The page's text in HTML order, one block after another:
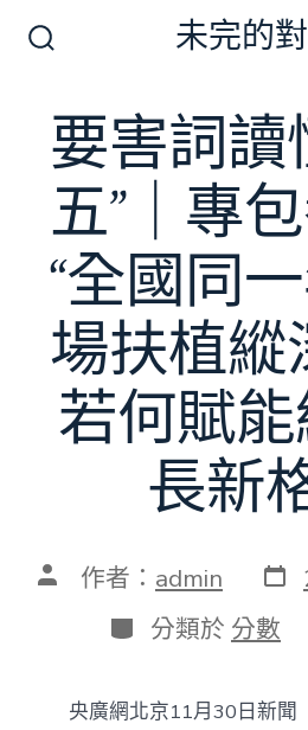
切
換
開
關
未完的
要害詞讀
五”｜專
“全國同
場扶植縱
若何賦
長新
文 作者： admin 發
表
日
期
分
類
分類於 分數
央廣網北京11月30日新聞